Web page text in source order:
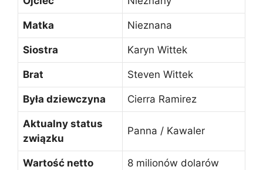
Matka Nieznana
Siostra Karyn Wittek
Brat Steven Wittek
Była dziewczyna Cierra Ramirez
Aktualny status
związku
Panna / Kawaler
Wartość netto 8 milionów dolarów